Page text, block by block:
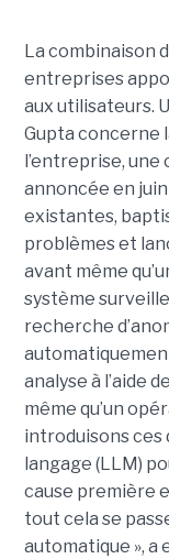
La combinaison
entreprises
aux utilisateurs.
Gupta concerne
l’entreprise,
annoncée en
existantes,
problèmes et
avant même
système
recherche
analyse à l’aide
même qu’un
introduisons ces
langage (LLM)
cause première
tout cela se
automatique », a